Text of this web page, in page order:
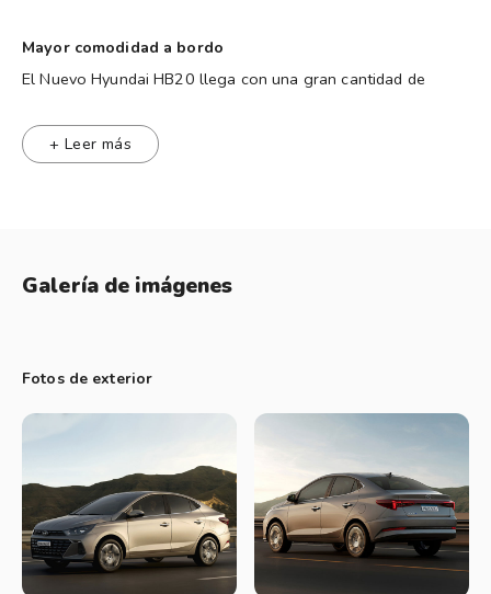
Mayor comodidad a bordo
El Nuevo Hyundai HB20 llega con una gran cantidad de
de manera inalámbrica Google Android Auto y Apple CarPlay,
panel de instrumentos digital, interactivo y colorido, con tres
opciones de color de fondo y la posibilidad de personalizar
Un detalle destacado es el sistema Remote Engine Start,
disponible en la versión más equipada. Esta tecnología
permite al conductor arrancar el motor y climatizar el
vehículo de forma remota usando la llave presencial. Para
encender el motor, basta con presionar el botón de bloqueo
de puertas y mantener presionado el botón de arranque
+ Leer más
Galería de imágenes
Fotos de exterior